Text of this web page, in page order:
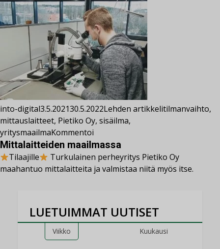
into-digital3.5.202130.5.2022Lehden artikkelitilmanvaihto,
mittauslaitteet, Pietiko Oy, sisäilma,
yritysmaailmaKommentoi
Mittalaitteiden maailmassa
Tilaajille
Turkulainen perheyritys Pietiko Oy
maahantuo mittalaitteita ja valmistaa niitä myös itse.
LUETUIMMAT UUTISET
Viikko Kuukausi